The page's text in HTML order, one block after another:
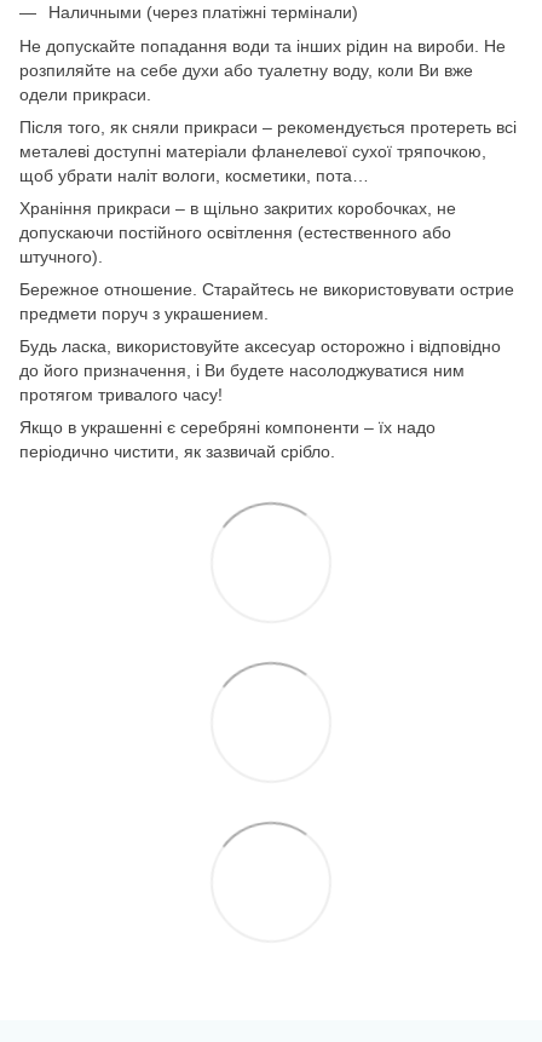
Наличными (через платіжні термінали)
Не допускайте попадання води та інших рідин на вироби. Не
розпиляйте на себе духи або туалетну воду, коли Ви вже
одели прикраси.
Після того, як сняли прикраси – рекомендується протереть всі
металеві доступні матеріали фланелевої сухої тряпочкою,
щоб убрати наліт вологи, косметики, пота…
Храніння прикраси – в щільно закритих коробочках, не
допускаючи постійного освітлення (естественного або
штучного).
Бережное отношение. Старайтесь не використовувати острие
предмети поруч з украшением.
Будь ласка, використовуйте аксесуар осторожно і відповідно
до його призначення, і Ви будете насолоджуватися ним
протягом тривалого часу!
Якщо в украшенні є серебряні компоненти – їх надо
періодично чистити, як зазвичай срібло.